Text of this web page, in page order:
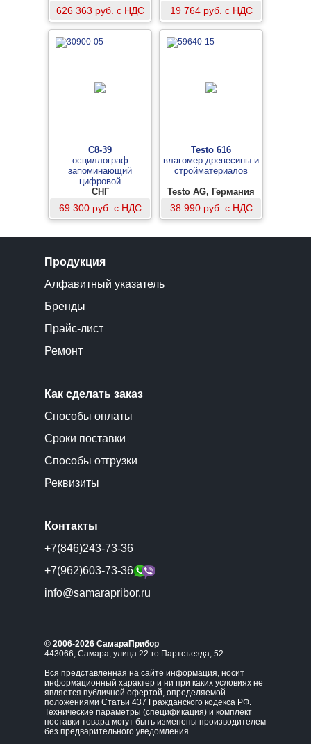
626 363 руб. с НДС 19 764 руб. с НДС
С8-39
осциллограф
запоминающий
цифровой
двухканальный
СНГ
69 300 руб. с НДС
Testo 616
влагомер древесины и
стройматериалов
Testo AG, Германия
38 990 руб. с НДС
Продукция
Алфавитный указатель
Бренды
Прайс-лист
Ремонт
Как сделать заказ
Способы оплаты
Сроки поставки
Способы отгрузки
Реквизиты
Контакты
+7(846)243-73-36
+7(962)603-73-36
info@samarapribor.ru
© 2006-2026 СамараПрибор
443066, Самара, улица 22-го Партсъезда, 52
Вся представленная на сайте информация, носит
информационный характер и ни при каких условиях не
является публичной офертой, определяемой
положениями Статьи 437 Гражданского кодекса РФ.
Технические параметры (спецификация) и комплект
поставки товара могут быть изменены производителем
без предварительного уведомления.